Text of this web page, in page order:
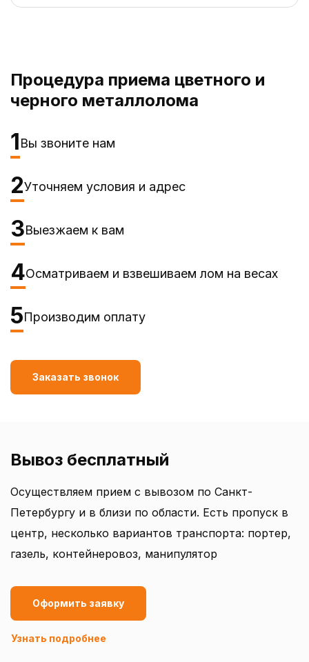
Процедура приема цветного и
черного металлолома
1Вы звоните нам
2Уточняем условия и адрес
3Выезжаем к вам
4Осматриваем и взвешиваем лом на весах
5Производим оплату
Заказать звонок
Вывоз бесплатный
Осуществляем прием с вывозом по Санкт-
Петербургу и в близи по области. Есть пропуск в
центр, несколько вариантов транспорта: портер,
газель, контейнеровоз, манипулятор
Оформить заявку
Узнать подробнее